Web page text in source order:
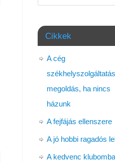
Cikkek
A cég
székhelyszolgáltatás
megoldás, ha nincs
házunk
A fejfájás ellenszere
A jó hobbi ragadós
A kedvenc